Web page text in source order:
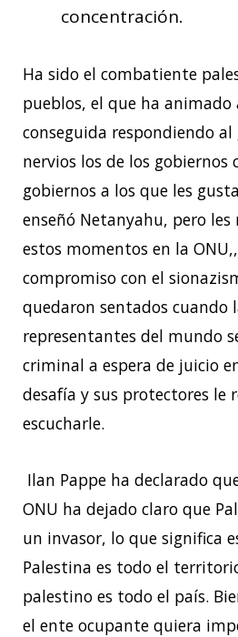
concentración.
Ha sido el combatiente
pueblos, el que ha
conseguida respondiendo al
nervios los de los gobiernos
gobiernos a los que les
enseñó Netanyahu, pero les
estos momentos en la
compromiso con el
quedaron sentados cuando
representantes del mundo
criminal a espera de juicio
desafía y sus protectores le
escucharle.
Ilan Pappe ha declarado
ONU ha dejado claro que
un invasor, lo que significa
Palestina es todo el
palestino es todo el país.
el ente ocupante quiera